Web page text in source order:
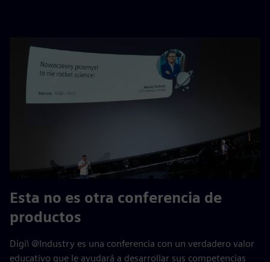
Esta no es otra conferencia de
productos
Digi\ @Industry es una conferencia con un verdadero valor
educativo que le ayudará a desarrollar sus competencias